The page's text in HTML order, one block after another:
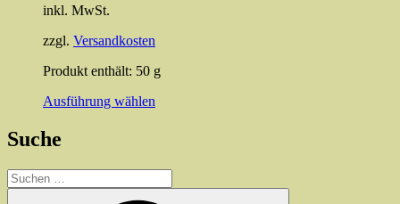
gewählt
werden
inkl. MwSt.
zzgl. Versandkosten
Produkt enthält: 50 g
Ausführung wählen
Suche
Suchen
nach: